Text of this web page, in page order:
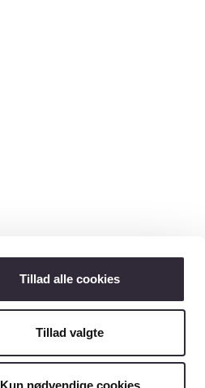
Tillad alle cookies
Tillad valgte
Kun nødvendige cookies